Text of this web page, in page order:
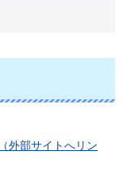
外部サイトへリン